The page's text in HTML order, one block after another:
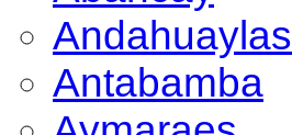
Andahuaylas
Antabamba